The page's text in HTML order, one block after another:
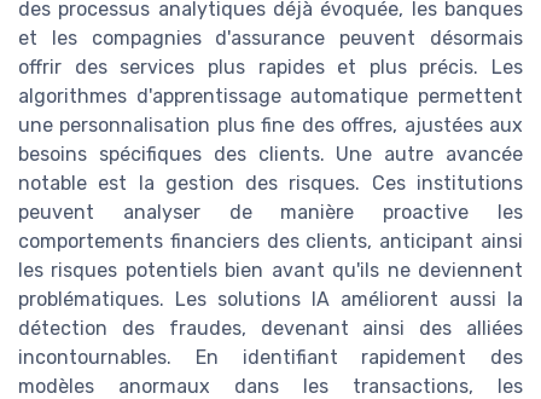
des processus analytiques déjà évoquée, les banques
et les compagnies d'assurance peuvent désormais
offrir des services plus rapides et plus précis. Les
algorithmes d'apprentissage automatique permettent
une personnalisation plus fine des offres, ajustées aux
besoins spécifiques des clients. Une autre avancée
notable est la gestion des risques. Ces institutions
peuvent analyser de manière proactive les
comportements financiers des clients, anticipant ainsi
les risques potentiels bien avant qu'ils ne deviennent
problématiques. Les solutions IA améliorent aussi la
détection des fraudes, devenant ainsi des alliées
incontournables. En identifiant rapidement des
modèles anormaux dans les transactions, les